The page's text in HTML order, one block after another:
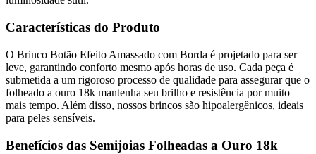
Características do Produto
O Brinco Botão Efeito Amassado com Borda é projetado para ser
leve, garantindo conforto mesmo após horas de uso. Cada peça é
submetida a um rigoroso processo de qualidade para assegurar que o
folheado a ouro 18k mantenha seu brilho e resistência por muito
mais tempo. Além disso, nossos brincos são hipoalergênicos, ideais
para peles sensíveis.
Benefícios das Semijoias Folheadas a Ouro 18k